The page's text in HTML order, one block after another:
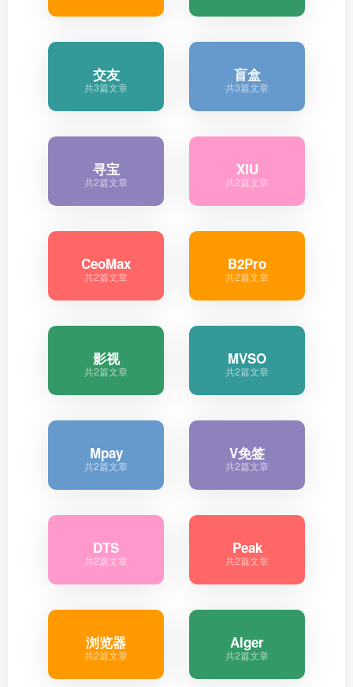
交友
共3篇文章
盲盒
共3篇文章
寻宝
共2篇文章
XIU
共2篇文章
CeoMax
共2篇文章
B2Pro
共2篇文章
影视
共2篇文章
MVSO
共2篇文章
Mpay
共2篇文章
V免签
共2篇文章
DTS
共2篇文章
Peak
共2篇文章
浏览器
共2篇文章
Alger
共2篇文章